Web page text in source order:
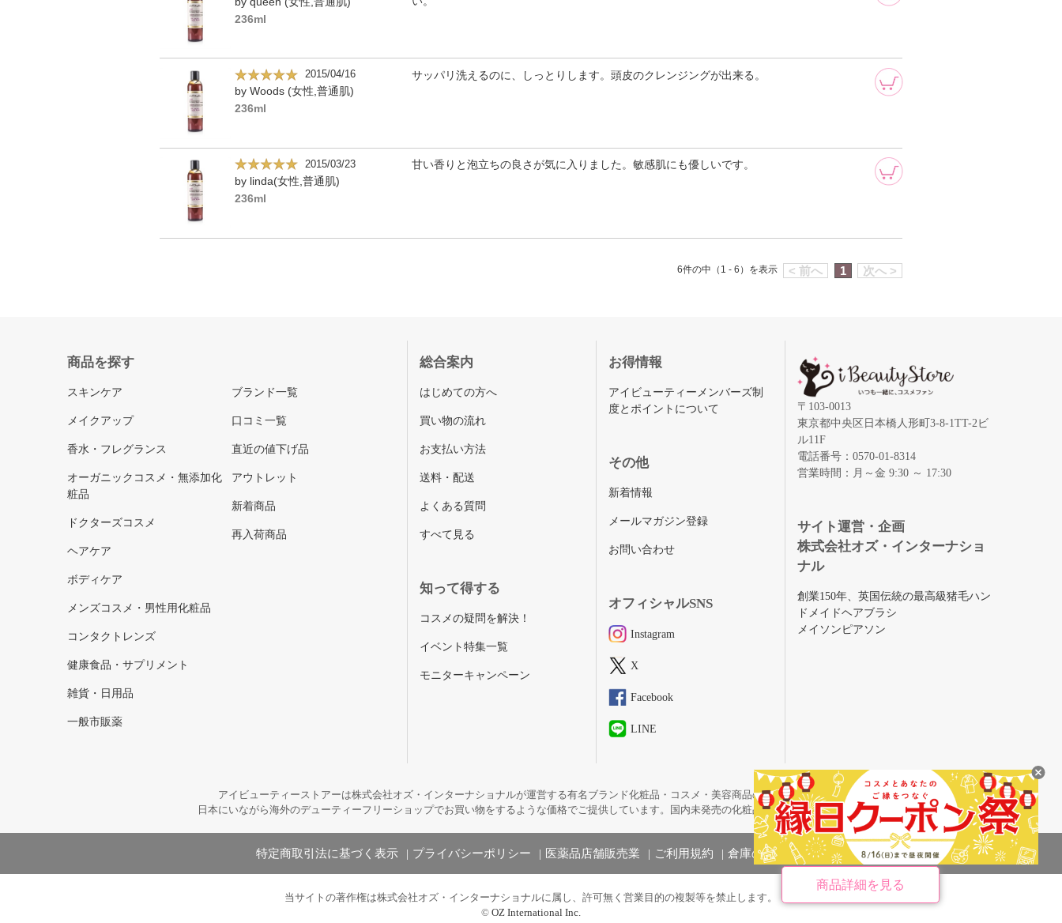
236ml
2015/04/16
by Woods (女性,普通肌)
236ml
サッパリ洗えるのに、しっとりします。頭皮のクレンジングが出来る。
2015/03/23
by linda(女性,普通肌)
236ml
甘い香りと泡立ちの良さが気に入りました。敏感肌にも優しいです。
< 前へ 1 次へ >
6件の中（1 - 6）を表示
商品詳細を見る
商品を探す
スキンケア
メイクアップ
香水・フレグランス
オーガニックコスメ・無添加化
粧品
ドクターズコスメ
ヘアケア
ボディケア
メンズコスメ・男性用化粧品
コンタクトレンズ
健康食品・サプリメント
雑貨・日用品
一般市販薬
ブランド一覧
口コミ一覧
直近の値下げ品
アウトレット
新着商品
再入荷商品
総合案内
はじめての方へ
買い物の流れ
お支払い方法
送料・配送
よくある質問
すべて見る
知って得する
コスメの疑問を解決！
イベント特集一覧
モニターキャンペーン
お得情報
アイビューティーメンバーズ制
度とポイントについて
その他
新着情報
メールマガジン登録
お問い合わせ
オフィシャルSNS
Instagram
X
Facebook
LINE
〒103-0013
東京都中央区日本橋人形町3-8-1TT-2ビ
ル11F
電話番号：0570-01-8314
営業時間：月～金 9:30 ～ 17:30
サイト運営・企画
株式会社オズ・インターナショ
ナル
創業150年、英国伝統の最高級猪毛ハン
ドメイドヘアブラシ
メイソンピアソン
アイビューティーストアーは株式会社オズ・インターナショナルが運営する有名ブランド化粧品・コスメ・美容商品の通販サイトです。
日本にいながら海外のデューティーフリーショップでお買い物をするような価格でご提供しています。国内未発売の化粧品も取り揃えています。
特定商取引法に基づく表示 プライバシーポリシー 医薬品店舗販売業 ご利用規約 倉庫の管理体制
当サイトの著作権は株式会社オズ・インターナショナルに属し、許可無く営業目的の複製等を禁止します。
© OZ International Inc.